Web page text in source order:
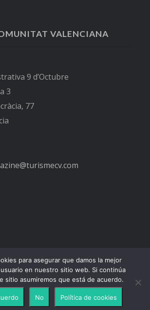
VALENCIANA
9 d’Octubre
3
77
para asegurar que damos la mejor
en nuestro sitio web. Si continúa
sitio asumiremos que está de acuerdo.
No Política de cookies